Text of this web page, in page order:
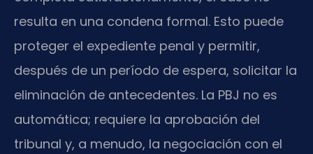
resulta en una condena formal. Esto puede
proteger el expediente penal y permitir,
después de un período de espera, solicitar la
eliminación de antecedentes. La PBJ no es
automática; requiere la aprobación del
tribunal y, a menudo, la negociación con el